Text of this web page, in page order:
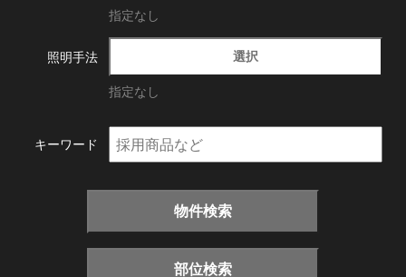
指定なし
照明手法 選択
指定なし
キーワード
物件検索
部位検索